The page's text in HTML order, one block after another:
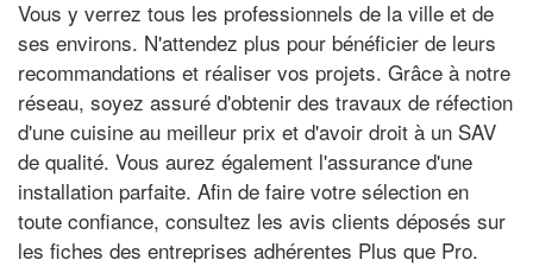
Vous y verrez tous les professionnels de la ville et de
ses environs. N'attendez plus pour bénéficier de leurs
recommandations et réaliser vos projets. Grâce à notre
réseau, soyez assuré d'obtenir des travaux de réfection
d'une cuisine au meilleur prix et d'avoir droit à un SAV
de qualité. Vous aurez également l'assurance d'une
installation parfaite. Afin de faire votre sélection en
toute confiance, consultez les avis clients déposés sur
les fiches des entreprises adhérentes Plus que Pro.